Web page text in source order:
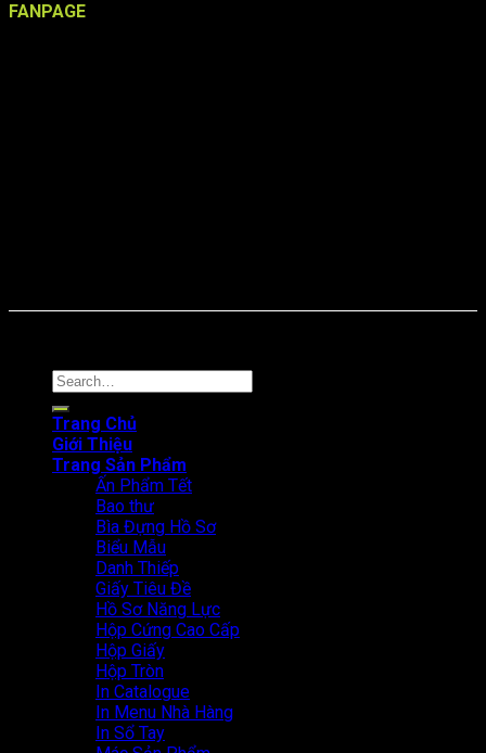
FANPAGE
Search
for:
Trang Chủ
Giới Thiệu
Trang Sản Phẩm
Ấn Phẩm Tết
Bao thư
Bìa Đựng Hồ Sơ
Biểu Mẫu
Danh Thiếp
Giấy Tiêu Đề
Hồ Sơ Năng Lực
Hộp Cứng Cao Cấp
Hộp Giấy
Hộp Tròn
In Catalogue
In Menu Nhà Hàng
In Sổ Tay